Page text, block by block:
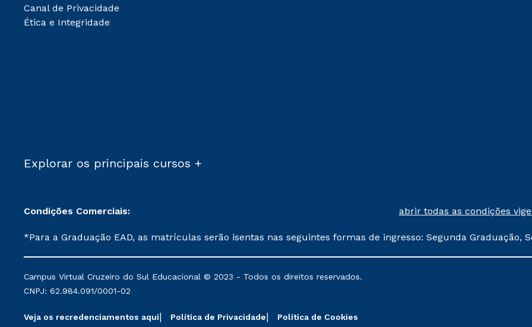
Canal de Privacidade
Ética e Integridade
Explorar os principais cursos +
Condições Comerciais: abrir todas as condições
*Para a Graduação EAD, as matrículas serão isentas nas seguintes formas de ingresso: Segunda Graduação,
mantidos conforme negociação. Descontos institucionais poderão sofrer alterações nos períodos de
serviços.
Campus Virtual Cruzeiro do Sul Educacional © 2023 - Todos os direitos reservados.
CNPJ: 62.984.091/0001-02
Veja os recredenciamentos aqui Política de Privacidade Política de Cookies